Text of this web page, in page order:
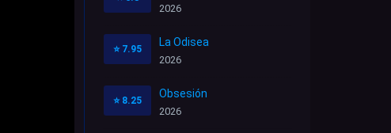
2026
⭐ 7.95
La Odisea
2026
⭐ 8.25
Obsesión
2026